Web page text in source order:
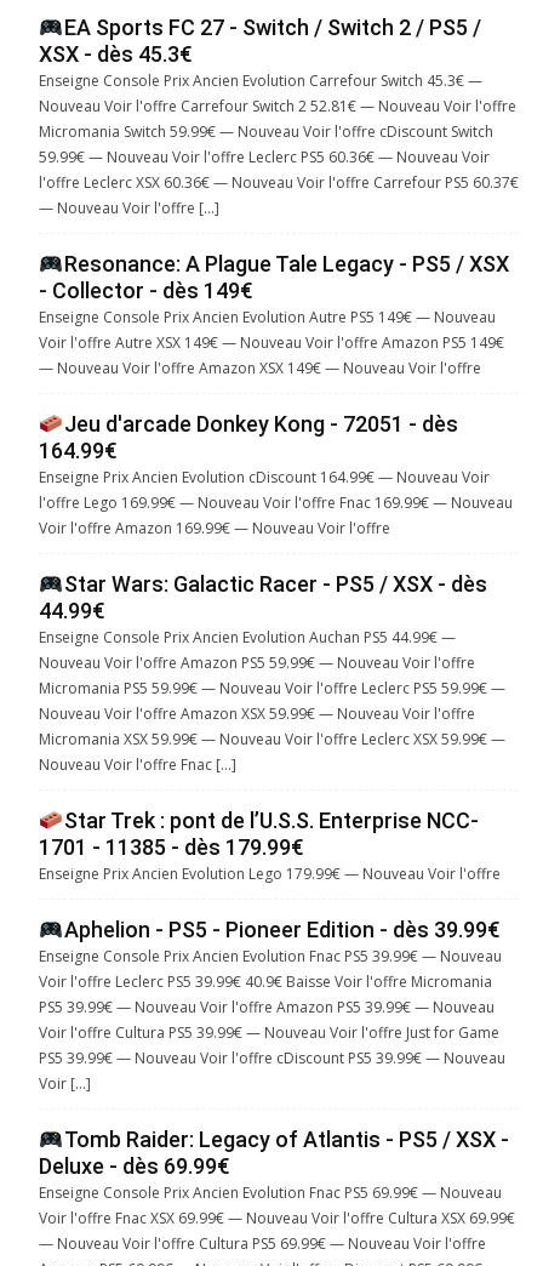
EA Sports FC 27 - Switch / Switch 2 / PS5 /
XSX - dès 45.3€
Enseigne Console Prix Ancien Evolution Carrefour Switch 45.3€ —
Nouveau Voir l'offre Carrefour Switch 2 52.81€ — Nouveau Voir l'offre
Micromania Switch 59.99€ — Nouveau Voir l'offre cDiscount Switch
59.99€ — Nouveau Voir l'offre Leclerc PS5 60.36€ — Nouveau Voir
l'offre Leclerc XSX 60.36€ — Nouveau Voir l'offre Carrefour PS5 60.37€
— Nouveau Voir l'offre […]
Resonance: A Plague Tale Legacy - PS5 / XSX
- Collector - dès 149€
Enseigne Console Prix Ancien Evolution Autre PS5 149€ — Nouveau
Voir l'offre Autre XSX 149€ — Nouveau Voir l'offre Amazon PS5 149€
— Nouveau Voir l'offre Amazon XSX 149€ — Nouveau Voir l'offre
Jeu d'arcade Donkey Kong - 72051 - dès
164.99€
Enseigne Prix Ancien Evolution cDiscount 164.99€ — Nouveau Voir
l'offre Lego 169.99€ — Nouveau Voir l'offre Fnac 169.99€ — Nouveau
Voir l'offre Amazon 169.99€ — Nouveau Voir l'offre
Star Wars: Galactic Racer - PS5 / XSX - dès
44.99€
Enseigne Console Prix Ancien Evolution Auchan PS5 44.99€ —
Nouveau Voir l'offre Amazon PS5 59.99€ — Nouveau Voir l'offre
Micromania PS5 59.99€ — Nouveau Voir l'offre Leclerc PS5 59.99€ —
Nouveau Voir l'offre Amazon XSX 59.99€ — Nouveau Voir l'offre
Micromania XSX 59.99€ — Nouveau Voir l'offre Leclerc XSX 59.99€ —
Nouveau Voir l'offre Fnac […]
Star Trek : pont de l’U.S.S. Enterprise NCC-
1701 - 11385 - dès 179.99€
Enseigne Prix Ancien Evolution Lego 179.99€ — Nouveau Voir l'offre
Aphelion - PS5 - Pioneer Edition - dès 39.99€
Enseigne Console Prix Ancien Evolution Fnac PS5 39.99€ — Nouveau
Voir l'offre Leclerc PS5 39.99€ 40.9€ Baisse Voir l'offre Micromania
PS5 39.99€ — Nouveau Voir l'offre Amazon PS5 39.99€ — Nouveau
Voir l'offre Cultura PS5 39.99€ — Nouveau Voir l'offre Just for Game
PS5 39.99€ — Nouveau Voir l'offre cDiscount PS5 39.99€ — Nouveau
Voir […]
Tomb Raider: Legacy of Atlantis - PS5 / XSX -
Deluxe - dès 69.99€
Enseigne Console Prix Ancien Evolution Fnac PS5 69.99€ — Nouveau
Voir l'offre Fnac XSX 69.99€ — Nouveau Voir l'offre Cultura XSX 69.99€
— Nouveau Voir l'offre Cultura PS5 69.99€ — Nouveau Voir l'offre